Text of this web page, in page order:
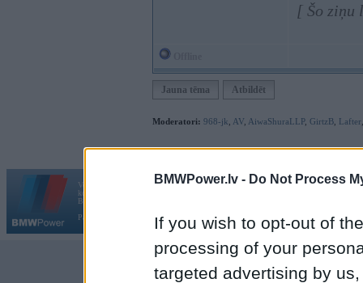
BMWPower.lv - Do Not Process
If you wish to opt-out of
processing of your
targeted advertising by
[ Šo ziņu
Jauna tēma Atbildēt
Moderatori: 968-jk AV AiwaShuraLLP, GirtzB Lafter
Vortāls BMWPower.lv darbojas
kopš 2002. gada 14. maija. Tas nav auto klubs un nav saistīts ar
BMW AG.
Par BMWPower
Kontakti